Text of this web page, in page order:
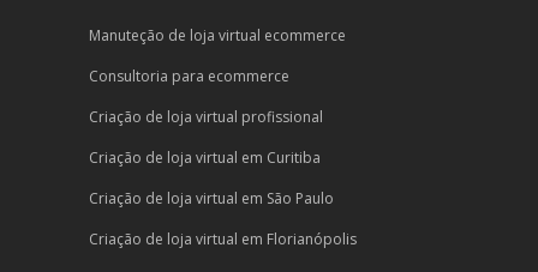
Manuteção de loja virtual ecommerce
Consultoria para ecommerce
Criação de loja virtual profissional
Criação de loja virtual em Curitiba
Criação de loja virtual em São Paulo
Criação de loja virtual em Florianópolis